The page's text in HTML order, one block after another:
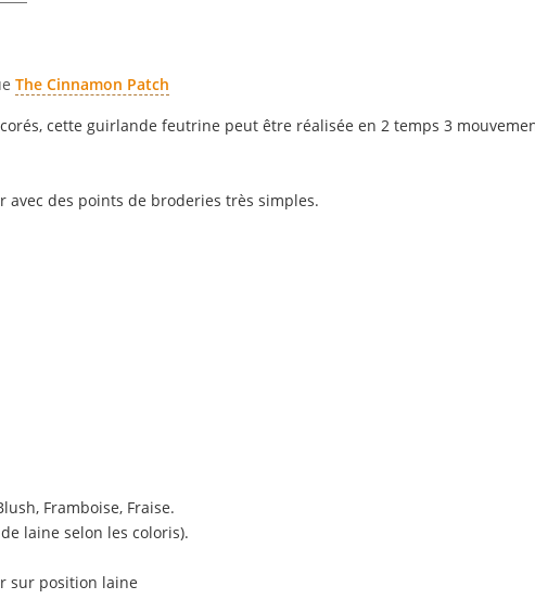
The Cinnamon Patch
cette guirlande feutrine peut être réalisée en 2 temps 3
des points de broderies très simples.
Framboise, Fraise.
laine selon les coloris).
sur position laine